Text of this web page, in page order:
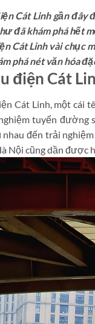
Cát Linh gần đây
đã khám phá hết
Cát Linh vài chục
phá nét văn hóa
điện Cát
Cát Linh, một cái
tuyến đường
nhau đến trải
Nội cũng dần được